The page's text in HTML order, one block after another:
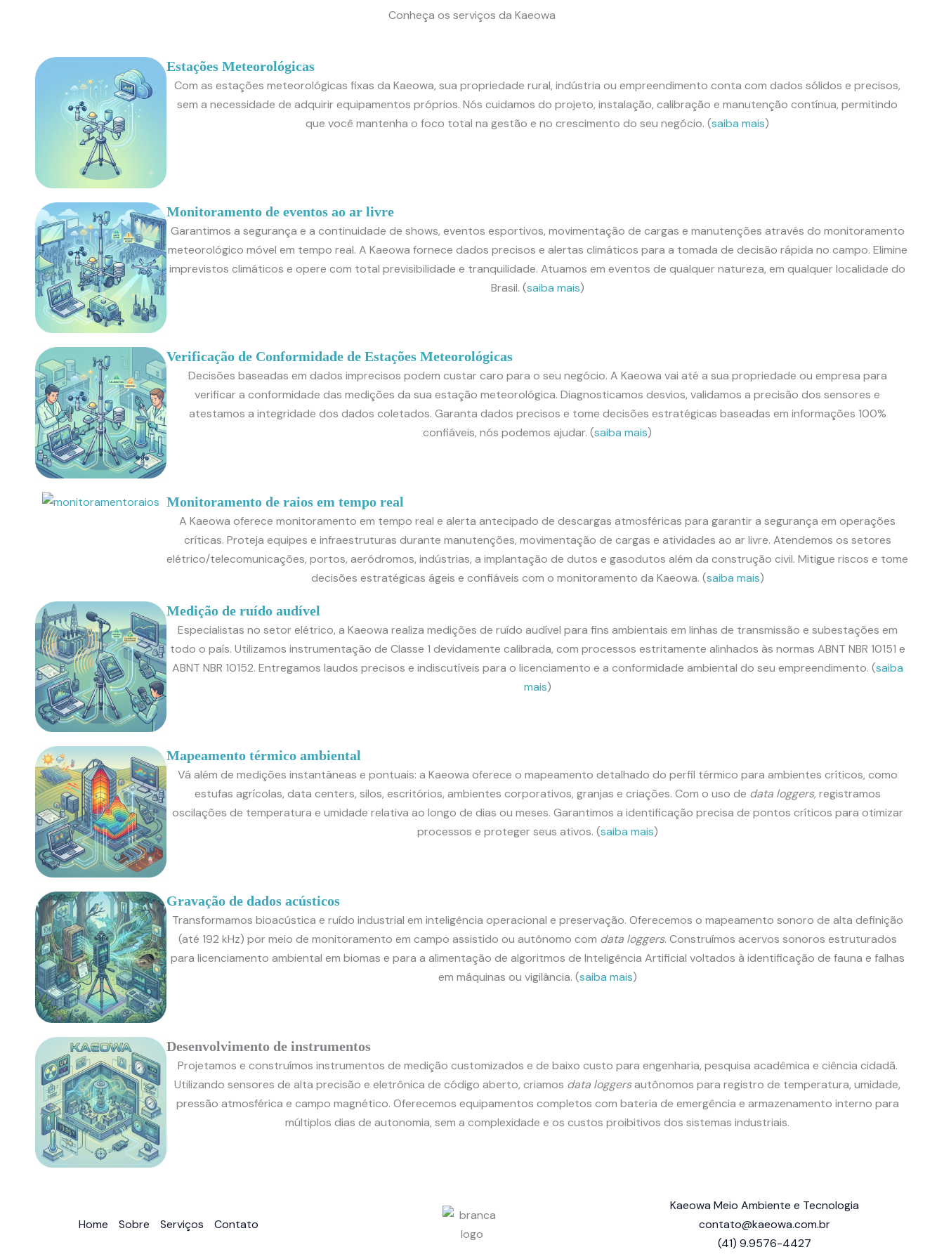
Conheça os serviços da Kaeowa
Estações Meteorológicas
Com as estações meteorológicas fixas da Kaeowa, sua propriedade rural, indústria ou empreendimento conta com dados sólidos e precisos,
sem a necessidade de adquirir equipamentos próprios. Nós cuidamos do projeto, instalação, calibração e manutenção contínua, permitindo
que você mantenha o foco total na gestão e no crescimento do seu negócio. (saiba mais)
Monitoramento de eventos ao ar livre
Garantimos a segurança e a continuidade de shows, eventos esportivos, movimentação de cargas e manutenções através do monitoramento
meteorológico móvel em tempo real. A Kaeowa fornece dados precisos e alertas climáticos para a tomada de decisão rápida no campo. Elimine
imprevistos climáticos e opere com total previsibilidade e tranquilidade. Atuamos em eventos de qualquer natureza, em qualquer localidade do
Brasil. (saiba mais)
Verificação de Conformidade de Estações Meteorológicas
Decisões baseadas em dados imprecisos podem custar caro para o seu negócio. A Kaeowa vai até a sua propriedade ou empresa para
verificar a conformidade das medições da sua estação meteorológica. Diagnosticamos desvios, validamos a precisão dos sensores e
atestamos a integridade dos dados coletados. Garanta dados precisos e tome decisões estratégicas baseadas em informações 100%
confiáveis, nós podemos ajudar. (saiba mais)
Monitoramento de raios em tempo real
A Kaeowa oferece monitoramento em tempo real e alerta antecipado de descargas atmosféricas para garantir a segurança em operações
críticas. Proteja equipes e infraestruturas durante manutenções, movimentação de cargas e atividades ao ar livre. Atendemos os setores
elétrico/telecomunicações, portos, aeródromos, indústrias, a implantação de dutos e gasodutos além da construção civil. Mitigue riscos e tome
decisões estratégicas ágeis e confiáveis com o monitoramento da Kaeowa. (saiba mais)
Medição de ruído audível
Especialistas no setor elétrico, a Kaeowa realiza medições de ruído audível para fins ambientais em linhas de transmissão e subestações em
todo o país. Utilizamos instrumentação de Classe 1 devidamente calibrada, com processos estritamente alinhados às normas ABNT NBR 10151 e
ABNT NBR 10152. Entregamos laudos precisos e indiscutíveis para o licenciamento e a conformidade ambiental do seu empreendimento. (saiba
mais)
Mapeamento térmico ambiental
Vá além de medições instantâneas e pontuais: a Kaeowa oferece o mapeamento detalhado do perfil térmico para ambientes críticos, como
estufas agrícolas, data centers, silos, escritórios, ambientes corporativos, granjas e criações. Com o uso de data loggers, registramos
oscilações de temperatura e umidade relativa ao longo de dias ou meses. Garantimos a identificação precisa de pontos críticos para otimizar
processos e proteger seus ativos. (saiba mais)
Gravação de dados acústicos
Transformamos bioacústica e ruído industrial em inteligência operacional e preservação. Oferecemos o mapeamento sonoro de alta definição
(até 192 kHz) por meio de monitoramento em campo assistido ou autônomo com data loggers. Construímos acervos sonoros estruturados
para licenciamento ambiental em biomas e para a alimentação de algoritmos de Inteligência Artificial voltados à identificação de fauna e falhas
em máquinas ou vigilância. (saiba mais)
Desenvolvimento de instrumentos
Projetamos e construímos instrumentos de medição customizados e de baixo custo para engenharia, pesquisa acadêmica e ciência cidadã.
Utilizando sensores de alta precisão e eletrônica de código aberto, criamos data loggersautônomos para registro de temperatura, umidade,
pressão atmosférica e campo magnético. Oferecemos equipamentos completos com bateria de emergência e armazenamento interno para
múltiplos dias de autonomia, sem a complexidade e os custos proibitivos dos sistemas industriais.
Home Sobre Serviços Contato
Kaeowa Meio Ambiente e Tecnologia
contato@kaeowa.com.br
(41) 9.9576-4427